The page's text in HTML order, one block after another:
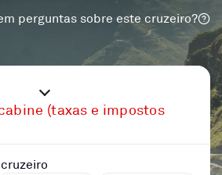
perguntas sobre este cruzeiro?
(taxas e impostos